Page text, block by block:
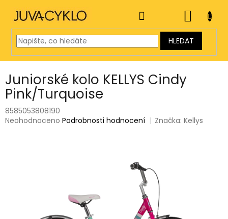
obsah
HLEDAT
KOŠÍK
Juniorské kolo KELLYS Cindy
Pink/Turquoise
8585053808190
Průměrné
Neohodnoceno Podrobnosti hodnocení Značka:Kellys